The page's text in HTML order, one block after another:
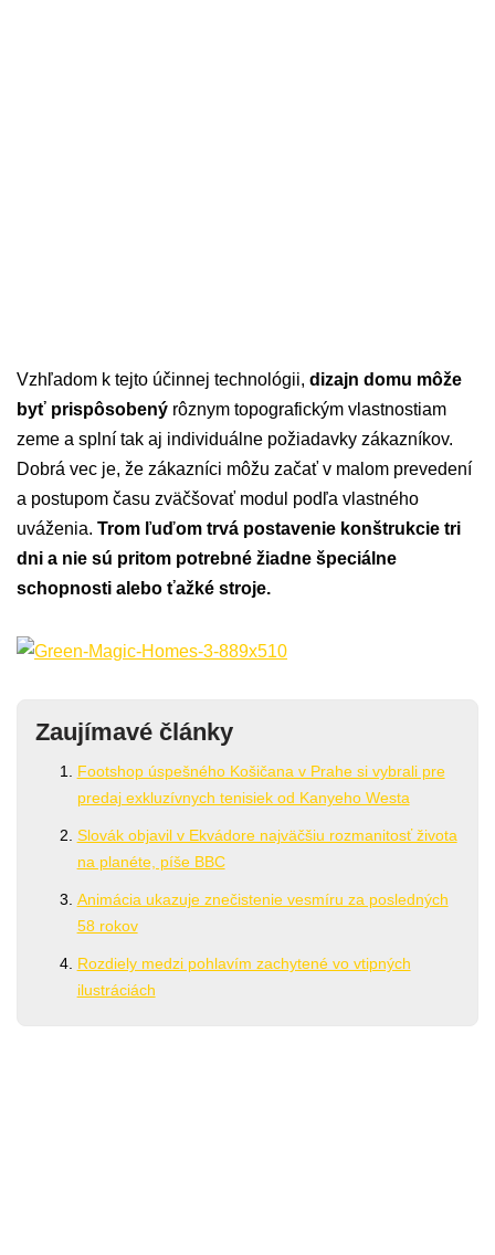
Vzhľadom k tejto účinnej technológii, dizajn domu môže
byť prispôsobený rôznym topografickým vlastnostiam
zeme a splní tak aj individuálne požiadavky zákazníkov.
Dobrá vec je, že zákazníci môžu začať v malom prevedení
a postupom času zväčšovať modul podľa vlastného
uváženia. Trom ľuďom trvá postavenie konštrukcie tri
dni a nie sú pritom potrebné žiadne špeciálne
schopnosti alebo ťažké stroje.
Zaujímavé články
Footshop úspešného Košičana v Prahe si vybrali pre
predaj exkluzívnych tenisiek od Kanyeho Westa
Slovák objavil v Ekvádore najväčšiu rozmanitosť života
na planéte, píše BBC
Animácia ukazuje znečistenie vesmíru za posledných
58 rokov
Rozdiely medzi pohlavím zachytené vo vtipných
ilustráciách